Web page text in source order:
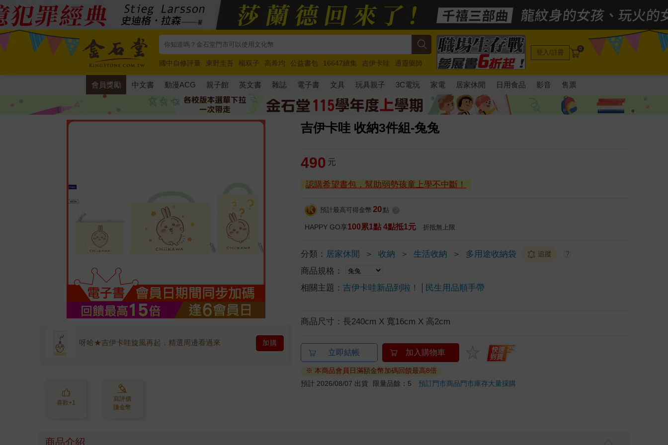
國中自修評量 東野圭吾 楊双子 高希均 公益書包 16647續集 吉伊卡哇
通靈藥師
唯紅花綻放
奧德賽 路邊攤新作 馬斯克 玩具總動員5 超慢跑
登入/註冊 0
會員獎勵 中文書 動漫ACG 親子館 英文書 雜誌 電子書 文具 玩具親子 3C電玩 家電 居家休閒 日用食品 影音 售票
吉伊卡哇 收納3件組-兔兔
呀哈★吉伊卡哇旋風再起，精選周邊看過來 加購
喜歡+1
寫評價
賺金幣
490 元
認購希望書包，幫助弱勢孩童上學不中斷！
預計最高可得金幣 20 點
HAPPY GO享100累1點 4點抵1元 折抵無上限
分類： 居家休閒 ＞ 收納 ＞ 生活收納 ＞ 多用途收納袋 追蹤 ?
商品規格：
相關主題：吉伊卡哇新品到啦！ 民生用品順手帶
商品尺寸：長240cm X 寬16cm X 高2cm
立即結帳 加入購物車
※ 本商品會員日滿額金幣加碼回饋最高8倍
預計 2026/08/07 出貨
限量品餘：5預訂門市商品門市庫存大量採購
商品介紹